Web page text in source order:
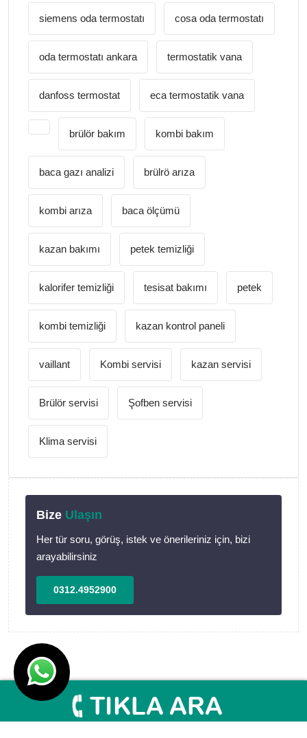
siemens oda termostatı cosa oda termostatı
oda termostatı ankara termostatik vana
danfoss termostat eca termostatik vana
brülör bakım kombi bakım
baca gazı analizi brülrö arıza
kombi arıza baca ölçümü
kazan bakımı petek temizliği
kalorifer temizliği tesisat bakımı petek
kombi temizliği kazan kontrol paneli
vaillant Kombi servisi kazan servisi
Brülör servisi Şofben servisi
Klima servisi
Bize Ulaşın
Her tür soru, görüş, istek ve önerileriniz için, bizi
arayabilirsiniz
0312.4952900